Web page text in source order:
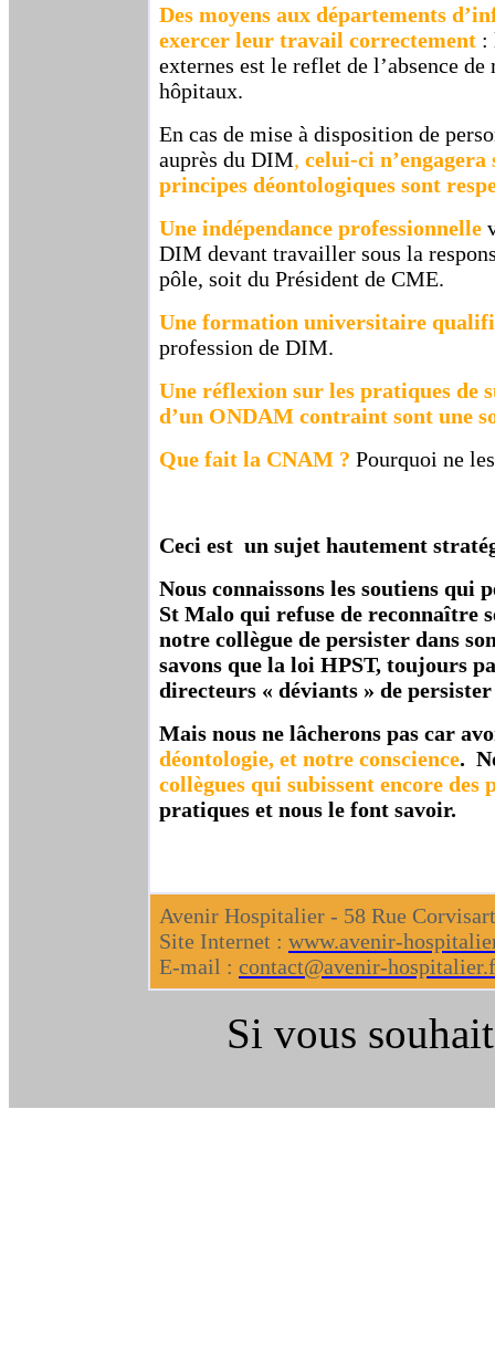
Des moyens aux départements
exercer leur travail correctement :
externes est le reflet de l’absence de
hôpitaux.
En cas de mise à disposition de
auprès du DIM, celui-ci n’engagera
principes déontologiques sont
Une indépendance professionnelle
DIM devant travailler sous la
pôle, soit du Président de CME.
Une formation universitaire
profession de DIM.
Une réflexion sur les pratiques de
d’un ONDAM contraint sont une
Que fait la CNAM ? Pourquoi ne
Ceci est un sujet hautement
Nous connaissons les soutiens qui
St Malo qui refuse de reconnaître
notre collègue de persister dans
savons que la loi HPST, toujours
directeurs « déviants » de
Mais nous ne lâcherons pas car
déontologie, et notre conscience.
collègues qui subissent encore des
pratiques et nous le font savoir.
Avenir Hospitalier - 58 Rue Corvisart
Site Internet : www.avenir-
E-mail : contact@avenir-
Si vous